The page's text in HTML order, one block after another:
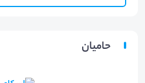
حامیان